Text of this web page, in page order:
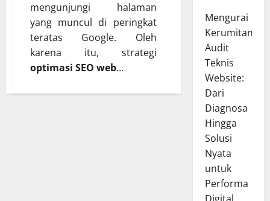
mengunjungi halaman
yang muncul di peringkat
teratas Google. Oleh
karena itu, strategi
optimasi SEO web…
Mengurai
Kerumitan
Audit
Teknis
Website:
Dari
Diagnosa
Hingga
Solusi
Nyata
untuk
Performa